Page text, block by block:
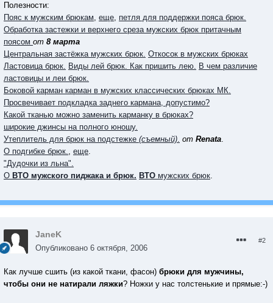
Полезности:
Пояс к мужским брюкам, еще, петля для поддержки пояса брюк.
Обработка застежки и верхнего среза мужских брюк притачным
поясом от 8 марта
Центральная застёжка мужских брюк. Откосок в мужских брюках
Ластовица брюк. Виды лей брюк. Как пришить лею. В чем различие
ластовицы и леи брюк.
Боковой карман карман в мужских классических брюках МК.
Просвечивает подкладка заднего кармана, допустимо?
Какой тканью можно заменить карманку в брюках?
широкие джинсы на полного юношу.
Утеплитель для брюк на подстежке (съемный). от Renata.
О подгибке брюк., еще.
"Дудочки из льна".
О ВТО мужского пиджака и брюк. ВТО мужских брюк.
JaneK
Опубликовано 6 октября, 2006
#2
Как лучше сшить (из какой ткани, фасон) брюки для мужчины,
чтобы они не натирали ляжки? Ножки у нас толстенькие и прямые:-)